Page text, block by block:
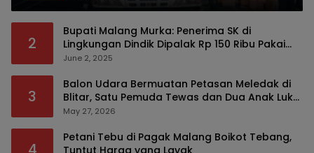
2
Bupati Malang Murka: Penerima SK di
Lingkungan Dindik Dipalak Rp 150 Ribu Pakai
Modus Tumpengan, KPK Turut Pantau
June 2, 2025
3
Balon Udara Bermuatan Petasan Meledak di
Blitar, Satu Pemuda Tewas dan Dua Anak Luka
Serius
May 27, 2026
Petani Tebu di Pagak Malang Boikot Tebang,
Tuntut Harga yang Layak